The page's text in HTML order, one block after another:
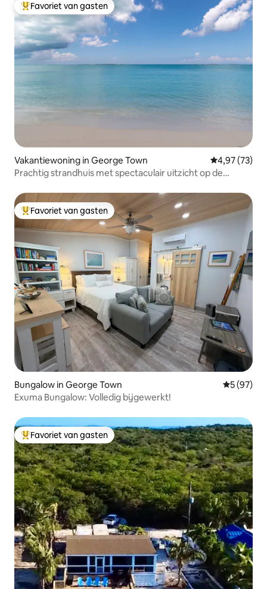
Topfavoriet van gasten
Favoriet van gasten
Vakantiewoning in George Town Gemiddelde
4,97 (73)
Prachtig strandhuis met spectaculair uitzicht op de
Topfavoriet van gasten
Favoriet van gasten
Bungalow in George Town
5 (97)
Exuma Bungalow: Volledig bijgewerkt!
Topfavoriet van gasten
Favoriet van gasten